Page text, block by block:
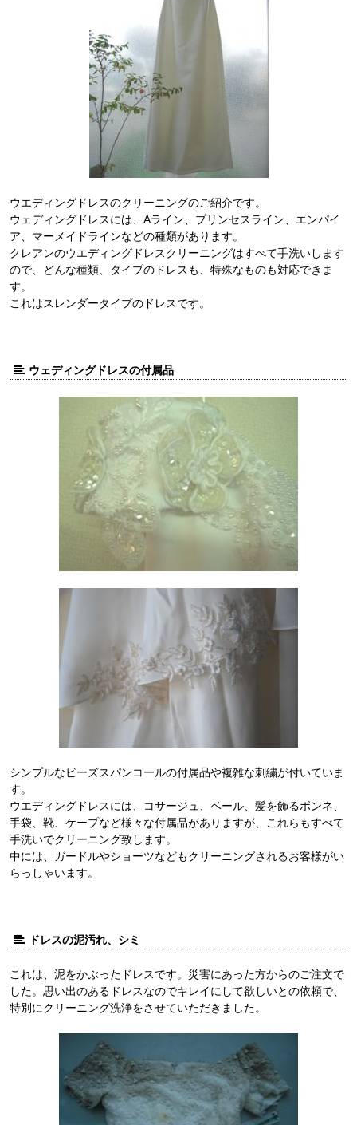
ウエディングドレスのクリーニングのご紹介です。
ウェディングドレスには、Aライン、プリンセスライン、エンパイ
ア、マーメイドラインなどの種類があります。
クレアンのウエディングドレスクリーニングはすべて手洗いします
ので、どんな種類、タイプのドレスも、特殊なものも対応できま
す。
これはスレンダータイプのドレスです。
ウェディングドレスの付属品
シンプルなビーズスパンコールの付属品や複雑な刺繍が付いていま
す。
ウエディングドレスには、コサージュ、ベール、髪を飾るボンネ、
手袋、靴、ケープなど様々な付属品がありますが、これらもすべて
手洗いでクリーニング致します。
中には、ガードルやショーツなどもクリーニングされるお客様がい
らっしゃいます。
ドレスの泥汚れ、シミ
これは、泥をかぶったドレスです。災害にあった方からのご注文で
した。思い出のあるドレスなのでキレイにして欲しいとの依頼で、
特別にクリーニング洗浄をさせていただきました。